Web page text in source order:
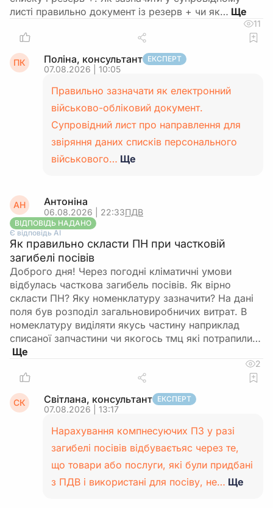
листі правильно документ із резерв + чи як…
11
ПК Поліна, консультант ЕКСПЕРТ
07.08.2026 | 10:05
Правильно зазначати як електронний
військово-обліковий документ.
Супровідний лист про направлення для
звіряння даних списків персонального
військового… Ще
АН Антоніна
06.08.2026 | 22:33ПДВ
ВІДПОВІДЬ НАДАНО
Є відповідь АІ
Як правильно скласти ПН при частковій
загибелі посівів
Доброго дня! Через погодні кліматичні умови
відбулась часткова загибель посівів. Як вірно
скласти ПН? Яку номенклатуру зазначити? На дані
поля був розподіл загальновиробничих витрат. В
номеклатуру виділяти якусь частину наприклад
списаної запчастини чи якогось тмц які потрапили…
2
СК Світлана, консультант ЕКСПЕРТ
07.08.2026 | 13:17
Нарахування компнесуючих ПЗ у разі
загибелі посівів відбуваєтьяс через те,
що товари або послуги, які були придбані
з ПДВ і використані для посіву, не… Ще